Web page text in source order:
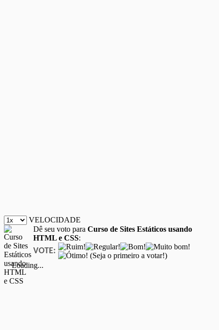
VELOCIDADE
Dê seu voto para Curso de Sites Estáticos usando
HTML e CSS:
VOTE:
(Seja o primeiro a votar!)
Loading...